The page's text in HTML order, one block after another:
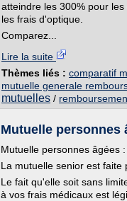
atteindre les 300% pour
les frais d'optique.
Comparez...
Lire la suite
Thèmes liés : comparatif
mutuelle generale
mutuelles /
Mutuelle personnes
Mutuelle personnes âgées
La mutuelle senior est faite
Le fait qu'elle soit sans
à vos frais médicaux est